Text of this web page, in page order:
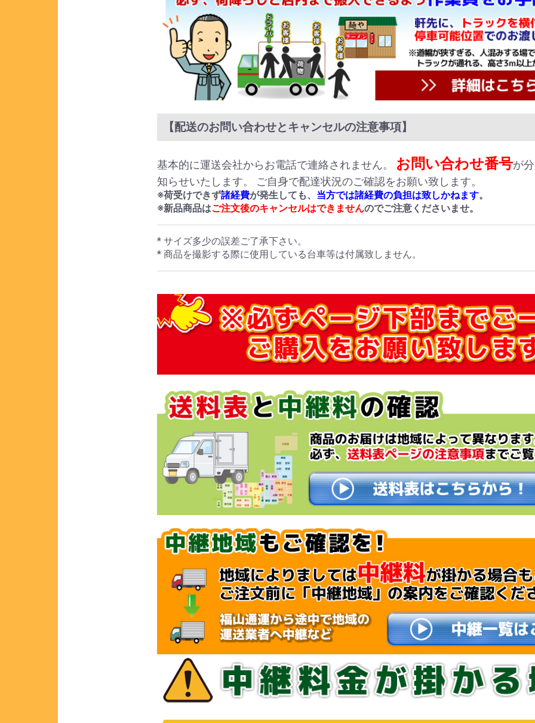
【配送のお問い合わせとキャンセルの注意事項】
基本的に運送会社からお電話で連絡されません。 お問い合わせ番号が
知らせいたします。 ご自身で配達状況のご確認をお願い致します。
※荷受けできず諸経費が発生しても、 当方では諸経費の負担は致しかねます。
※新品商品はご注文後のキャンセルはできませんのでご注意くださいませ。
* サイズ多少の誤差ご了承下さい。
* 商品を撮影する際に使用している台車等は付属致しません。